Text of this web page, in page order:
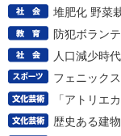
堆肥化 野菜
防犯ボラン
人口減少時
フェニック
「アトリエ
歴史ある建